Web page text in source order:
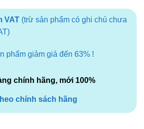
VAT(trừ sản phẩm có ghi chú chưa
phẩm giảm giá đến 63% !
chính hãng, mới 100%
chính sách hãng